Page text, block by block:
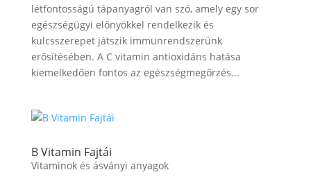
létfontosságú tápanyagról van szó, amely egy sor
egészségügyi előnyökkel rendelkezik és
kulcsszerepet játszik immunrendszerünk
erősítésében. A C vitamin antioxidáns hatása
kiemelkedően fontos az egészségmegőrzés...
B Vitamin Fajtái
Vitaminok és ásványi anyagok